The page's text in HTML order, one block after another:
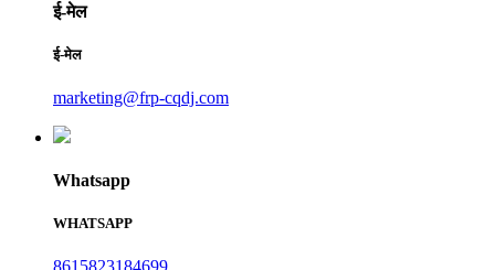
ई-मेल
ई-मेल
marketing@frp-cqdj.com
Whatsapp
WHATSAPP